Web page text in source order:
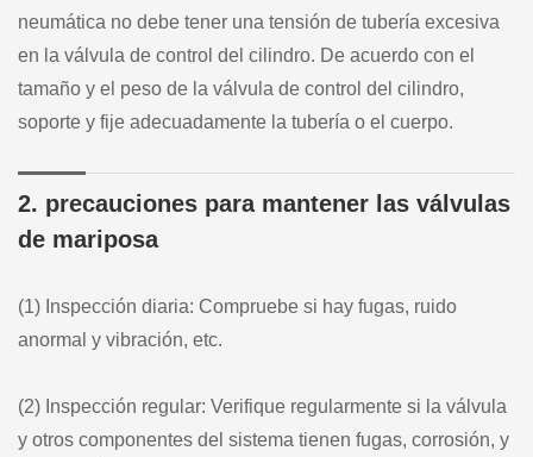
neumática no debe tener una tensión de tubería excesiva
en la válvula de control del cilindro. De acuerdo con el
tamaño y el peso de la válvula de control del cilindro,
soporte y fije adecuadamente la tubería o el cuerpo.
2. precauciones para mantener las válvulas
de mariposa
(1) Inspección diaria: Compruebe si hay fugas, ruido
anormal y vibración, etc.
(2) Inspección regular: Verifique regularmente si la válvula
y otros componentes del sistema tienen fugas, corrosión, y